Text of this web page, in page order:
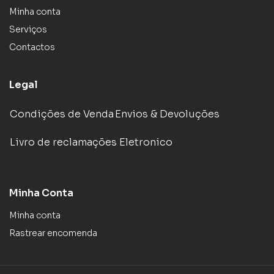
Minha conta
Serviços
Contactos
Legal
Condições de VendaEnvios & Devoluções
Livro de reclamações Eletronico
Minha Conta
Minha conta
Rastrear encomenda